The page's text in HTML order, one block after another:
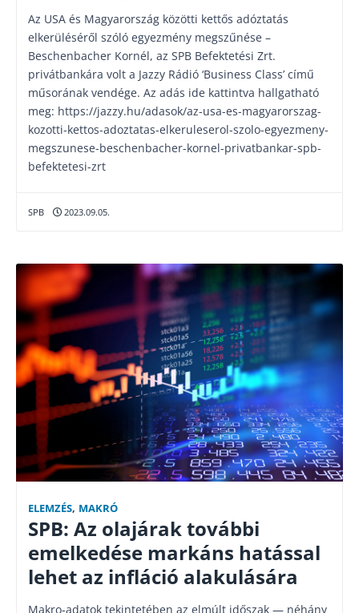
Az USA és Magyarország közötti kettős adóztatás
elkerüléséről szóló egyezmény megszűnése –
Beschenbacher Kornél, az SPB Befektetési Zrt.
privátbankára volt a Jazzy Rádió ‘Business Class’ című
műsorának vendége. Az adás ide kattintva hallgatható
meg: https://jazzy.hu/adasok/az-usa-es-magyarorszag-
kozotti-kettos-adoztatas-elkeruleserol-szolo-egyezmeny-
megszunese-beschenbacher-kornel-privatbankar-spb-
befektetesi-zrt
SPB 2023.09.05.
ELEMZÉS, MAKRÓ
SPB: Az olajárak további
emelkedése markáns hatással
lehet az infláció alakulására
Makro-adatok tekintetében az elmúlt időszak — néhány